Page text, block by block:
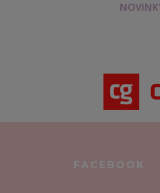
FACEBOOK